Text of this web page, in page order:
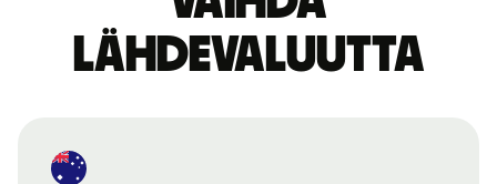
lähdevaluutta